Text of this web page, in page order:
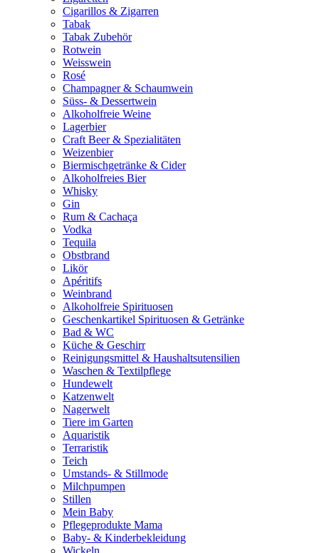
Cigarillos & Zigarren
Tabak
Tabak Zubehör
Rotwein
Weisswein
Rosé
Champagner & Schaumwein
Süss- & Dessertwein
Alkoholfreie Weine
Lagerbier
Craft Beer & Spezialitäten
Weizenbier
Biermischgetränke & Cider
Alkoholfreies Bier
Whisky
Gin
Rum & Cachaça
Vodka
Tequila
Obstbrand
Likör
Apéritifs
Weinbrand
Alkoholfreie Spirituosen
Geschenkartikel Spirituosen & Getränke
Bad & WC
Küche & Geschirr
Reinigungsmittel & Haushaltsutensilien
Waschen & Textilpflege
Hundewelt
Katzenwelt
Nagerwelt
Tiere im Garten
Aquaristik
Terraristik
Teich
Umstands- & Stillmode
Milchpumpen
Stillen
Mein Baby
Pflegeprodukte Mama
Baby- & Kinderbekleidung
Wickeln